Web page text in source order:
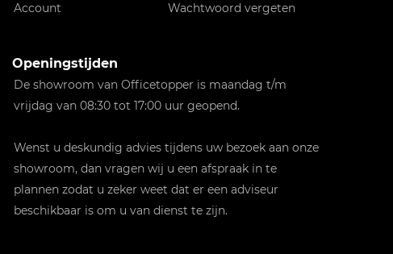
Account
Wachtwoord vergeten
Openingstijden
De showroom van Officetopper is maandag t/m
vrijdag van 08:30 tot 17:00 uur geopend.
Wenst u deskundig advies tijdens uw bezoek aan onze
showroom, dan vragen wij u een afspraak in te
plannen zodat u zeker weet dat er een adviseur
beschikbaar is om u van dienst te zijn.